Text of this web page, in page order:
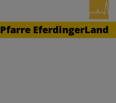
Pfarre EferdingerLand